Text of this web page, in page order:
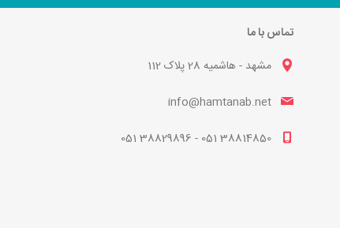
تماس با ما
مشهد - هاشمیه 28 پلاک 112
info@hamtanab.net
38814850 051 - 38829896 051